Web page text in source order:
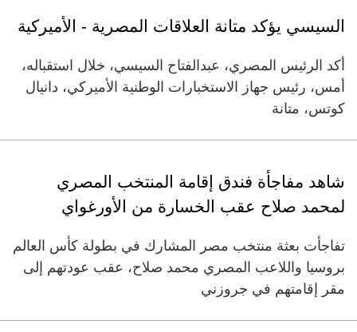
السيسي يؤكد متانة العلاقات المصرية - الأميركية
أكد الرئيس المصري، عبدالفتاح السيسي، خلال استقباله،
أمس، رئيس جهاز الاستخبارات الوطنية الأميركي، دانيال
كوتس، متانة
شاهد مفاجأة فندق إقامة المنتخب المصري
لمحمد صلاح عقب الخسارة من الأورغواي
تفاجأت بعثة منتخب مصر المشارك في بطولة كأس العالم
بروسيا واللاعب المصري محمد صلاح، عقب عودتهم إلى
مقر إقامتهم في جروزني